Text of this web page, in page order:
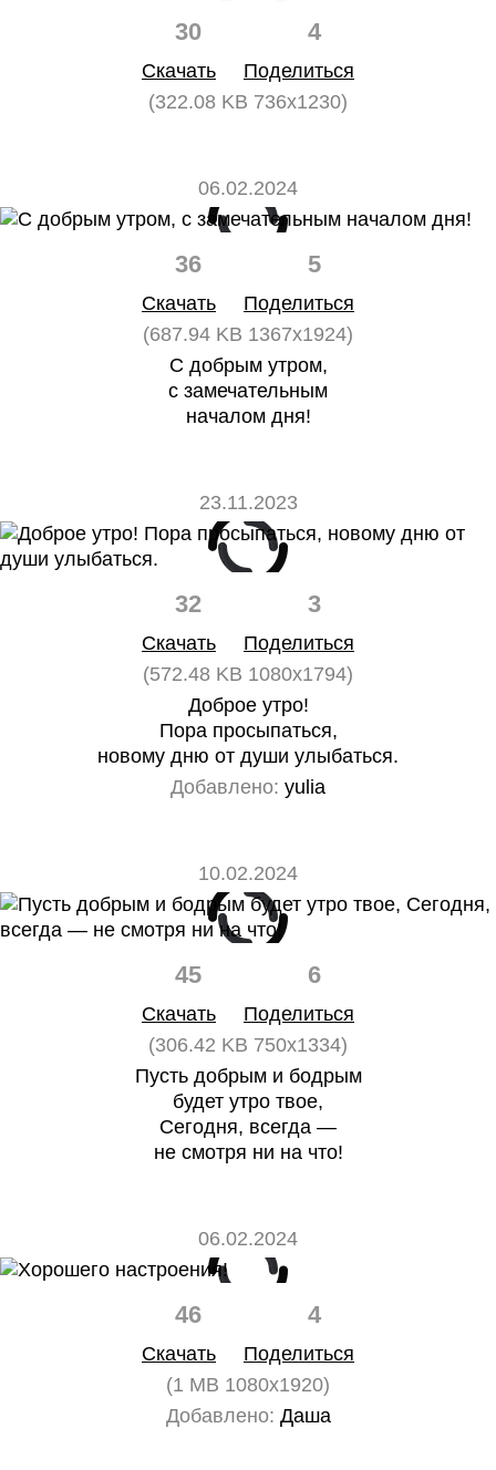
30 4
Скачать
Поделиться
(322.08 KB 736x1230)
06.02.2024
36 5
Скачать
Поделиться
(687.94 KB 1367x1924)
С добрым утром,
с замечательным
началом дня!
23.11.2023
32 3
Скачать
Поделиться
(572.48 KB 1080x1794)
Доброе утро!
Пора просыпаться,
новому дню от души улыбаться.
Добавлено: yulia
10.02.2024
45 6
Скачать
Поделиться
(306.42 KB 750x1334)
Пусть добрым и бодрым
будет утро твое,
Сегодня, всегда —
не смотря ни на что!
06.02.2024
46 4
Скачать
Поделиться
(1 MB 1080x1920)
Добавлено: Даша